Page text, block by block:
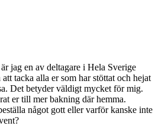
jag en av deltagare i Hela Sverige
tacka alla er som har stöttat och hejat
Det betyder väldigt mycket för mig.
er till mer bakning där hemma.
något gott eller varför kanske inte